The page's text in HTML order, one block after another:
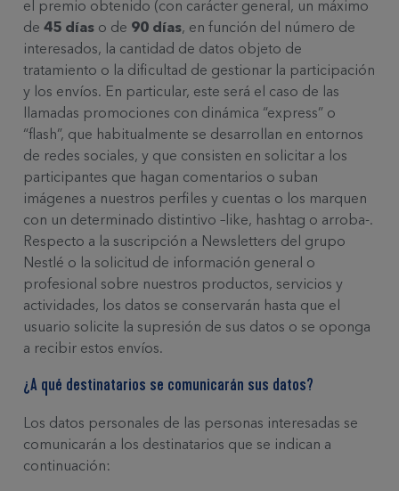
el premio obtenido (con carácter general, un máximo
de 45 días o de 90 días, en función del número de
interesados, la cantidad de datos objeto de
tratamiento o la dificultad de gestionar la participación
y los envíos. En particular, este será el caso de las
llamadas promociones con dinámica “express” o
“flash”, que habitualmente se desarrollan en entornos
de redes sociales, y que consisten en solicitar a los
participantes que hagan comentarios o suban
imágenes a nuestros perfiles y cuentas o los marquen
con un determinado distintivo –like, hashtag o arroba-.
Respecto a la suscripción a Newsletters del grupo
Nestlé o la solicitud de información general o
profesional sobre nuestros productos, servicios y
actividades, los datos se conservarán hasta que el
usuario solicite la supresión de sus datos o se oponga
a recibir estos envíos.
¿A qué destinatarios se comunicarán sus datos?
Los datos personales de las personas interesadas se
comunicarán a los destinatarios que se indican a
continuación: